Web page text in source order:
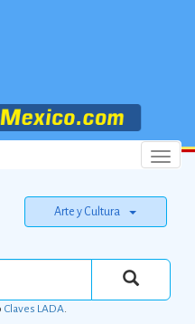
Menu
Arte y Cultura
Claves LADA.